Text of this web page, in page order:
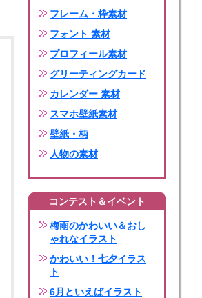
フレーム・枠素材
フォント 素材
プロフィール素材
グリーティングカード
カレンダー 素材
スマホ壁紙素材
壁紙・柄
人物の素材
コンテスト＆イベント
梅雨のかわいい＆おし
ゃれなイラスト
かわいい！七夕イラス
ト
6月といえばイラスト